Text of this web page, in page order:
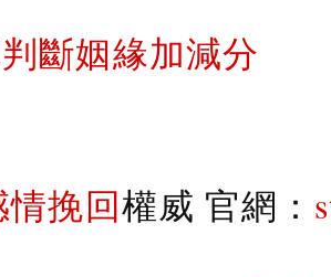
斷姻緣加減分
情挽回權威 官網：